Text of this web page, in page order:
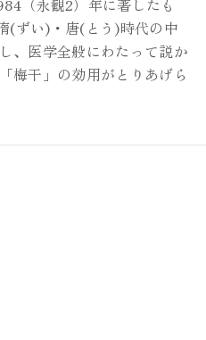
（永観2）年に著したも
(ずい)・唐(とう)時代の 中
、 医学全般にわたって説か
梅干」の効用がとりあげら